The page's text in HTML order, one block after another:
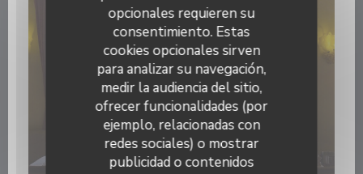
opcionales requieren su
consentimiento. Estas
cookies opcionales sirven
para analizar su navegación,
medir la audiencia del sitio,
ofrecer funcionalidades (por
ejemplo, relacionadas con
redes sociales) o mostrar
publicidad o contenidos